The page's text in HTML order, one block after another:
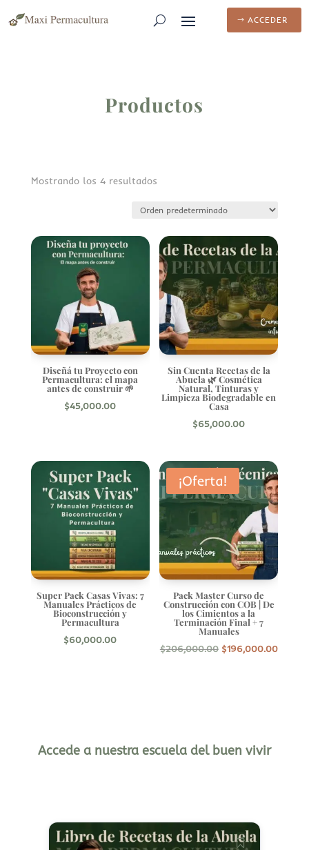
ACCEDER
Productos
Mostrando los 4 resultados
Diseñá tu Proyecto con
Permacultura: el mapa
antes de construir 🌱
$45,000.00
Sin Cuenta Recetas de la
Abuela 🌿 Cosmética
Natural, Tinturas y
Limpieza Biodegradable en
Casa
$65,000.00
Super Pack Casas Vivas: 7
Manuales Prácticos de
Bioconstrucción y
Permacultura
$60,000.00
¡Oferta!
Pack Master Curso de
Construcción con COB | De
los Cimientos a la
Terminación Final + 7
Manuales
$206,000.00 El
$196,000.00El
Accede a nuestra escuela del buen vivir